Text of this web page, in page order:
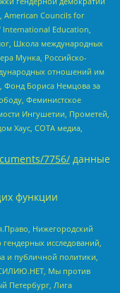
Councils for
Education,
Школа международных
Мунка, Российско-
отношений им
Фонд Бориса Немцова за
Феминистское
Ингушетии, Прометей,
Хаус, СОТА медиа,
7756/ данные
функции
Нижегородский
исследований,
и публичной политики,
Мы против
Петербург, Лига